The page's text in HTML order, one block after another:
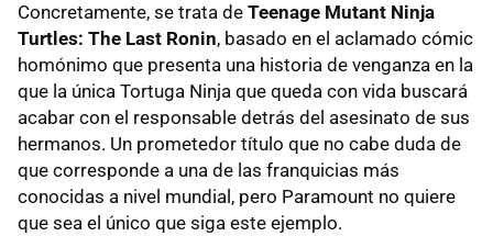
Concretamente, se trata de Teenage Mutant Ninja
Turtles: The Last Ronin, basado en el aclamado cómic
homónimo que presenta una historia de venganza en la
que la única Tortuga Ninja que queda con vida buscará
acabar con el responsable detrás del asesinato de sus
hermanos. Un prometedor título que no cabe duda de
que corresponde a una de las franquicias más
conocidas a nivel mundial, pero Paramount no quiere
que sea el único que siga este ejemplo.